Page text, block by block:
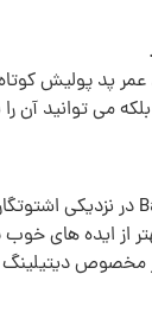
عمر پد پولیش
می توانید آن
بهتر از ایده
مخصوص